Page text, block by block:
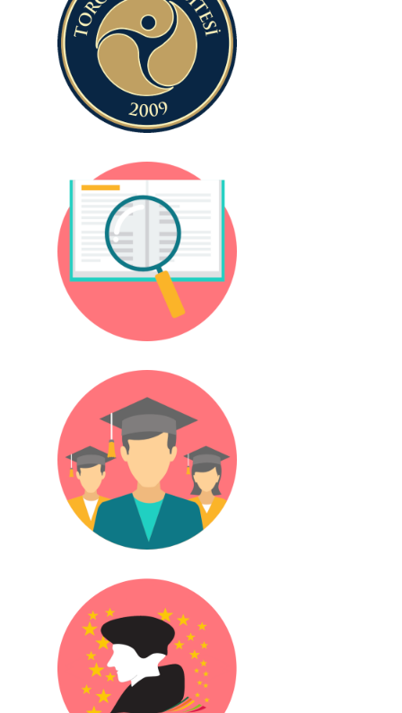
Toros
Üniversitesi
Programlar
Öğrenciler
Erasmus